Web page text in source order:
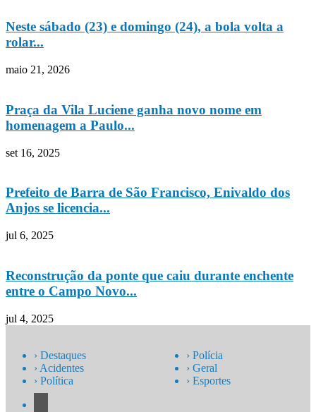
Neste sábado (23) e domingo (24), a bola volta a
rolar...
maio 21, 2026
Praça da Vila Luciene ganha novo nome em
homenagem a Paulo...
set 16, 2025
Prefeito de Barra de São Francisco, Enivaldo dos
Anjos se licencia...
jul 6, 2025
Reconstrução da ponte que caiu durante enchente
entre o Campo Novo...
jul 4, 2025
› Destaques
› Acidentes
› Política
› Polícia
› Geral
› Esportes